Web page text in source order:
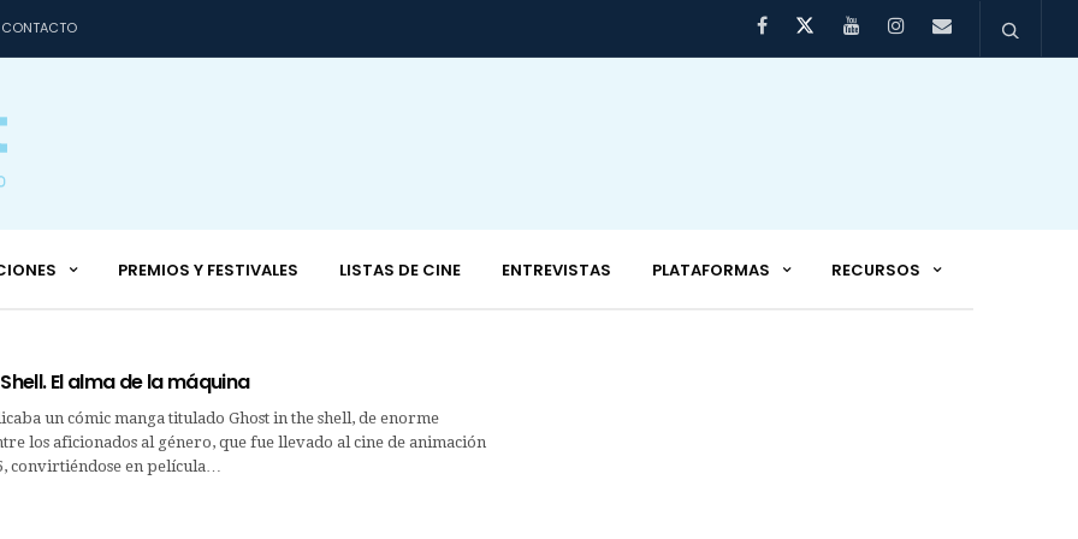
CONTACTO
PREMIOS Y FESTIVALES LISTAS DE CINE ENTREVISTAS PLATAFORMAS RECURSOS
El alma de la máquina
un cómic manga titulado Ghost in the shell, de enorme
los aficionados al género, que fue llevado al cine de animación
convirtiéndose en película…